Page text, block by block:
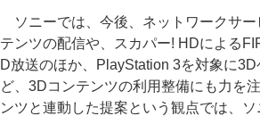
ソニーでは、今後、ネットワークサー
テンツの配信や、スカパー! HDによる
D放送のほか、PlayStation 3を対象に
ど、3Dコンテンツの利用整備にも力を
ンツと連動した提案という観点では、